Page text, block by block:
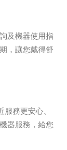
及機器使用指
，讓您戴得舒
務更安心、
器服務，給您